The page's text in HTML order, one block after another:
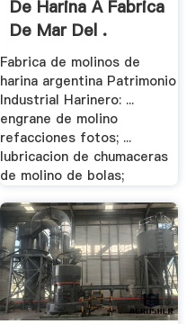
De Harina A Fabrica
De Mar Del .
Fabrica de molinos de
harina argentina Patrimonio
Industrial Harinero: ...
engrane de molino
refacciones fotos; ...
lubricacion de chumaceras
de molino de bolas;